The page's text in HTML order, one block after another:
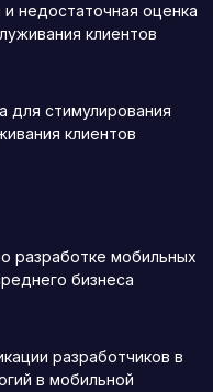
недостаточная оценка
клиентов
для стимулирования
клиентов
разработке мобильных
бизнеса
разработчиков в
в мобильной